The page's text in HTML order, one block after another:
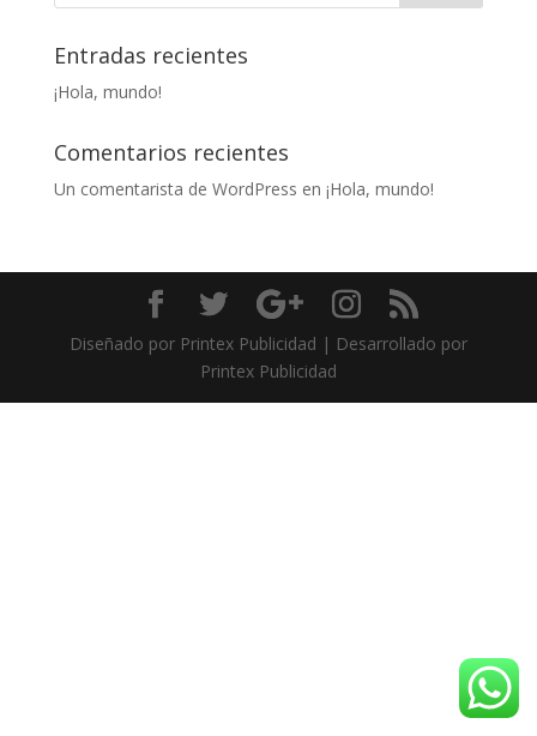
Entradas recientes
¡Hola, mundo!
Comentarios recientes
Un comentarista de WordPress en ¡Hola, mundo!
Diseñado por Printex Publicidad | Desarrollado por
Printex Publicidad